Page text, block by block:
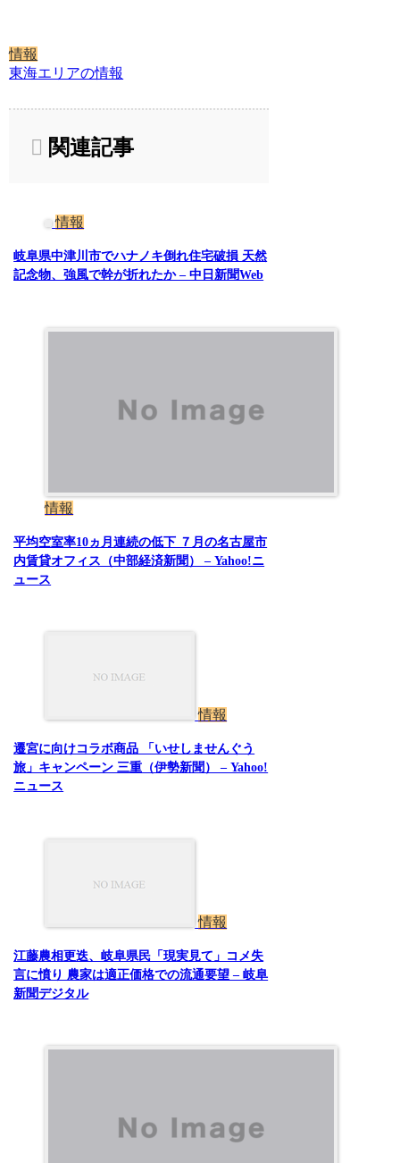
情報
東海エリアの情報
関連記事
情報
岐阜県中津川市でハナノキ倒れ住宅破損 天然
記念物、強風で幹が折れたか – 中日新聞Web
情報
平均空室率10ヵ月連続の低下 ７月の名古屋市
内賃貸オフィス（中部経済新聞） – Yahoo!ニ
ュース
情報
遷宮に向けコラボ商品 「いせしませんぐう
旅」キャンペーン 三重（伊勢新聞） – Yahoo!
ニュース
情報
江藤農相更迭、岐阜県民「現実見て」コメ失
言に憤り 農家は適正価格での流通要望 – 岐阜
新聞デジタル